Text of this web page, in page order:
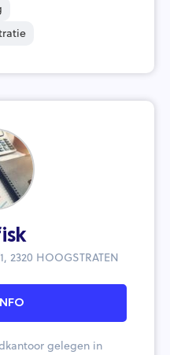
2320 HOOGSTRATEN
gelegen in